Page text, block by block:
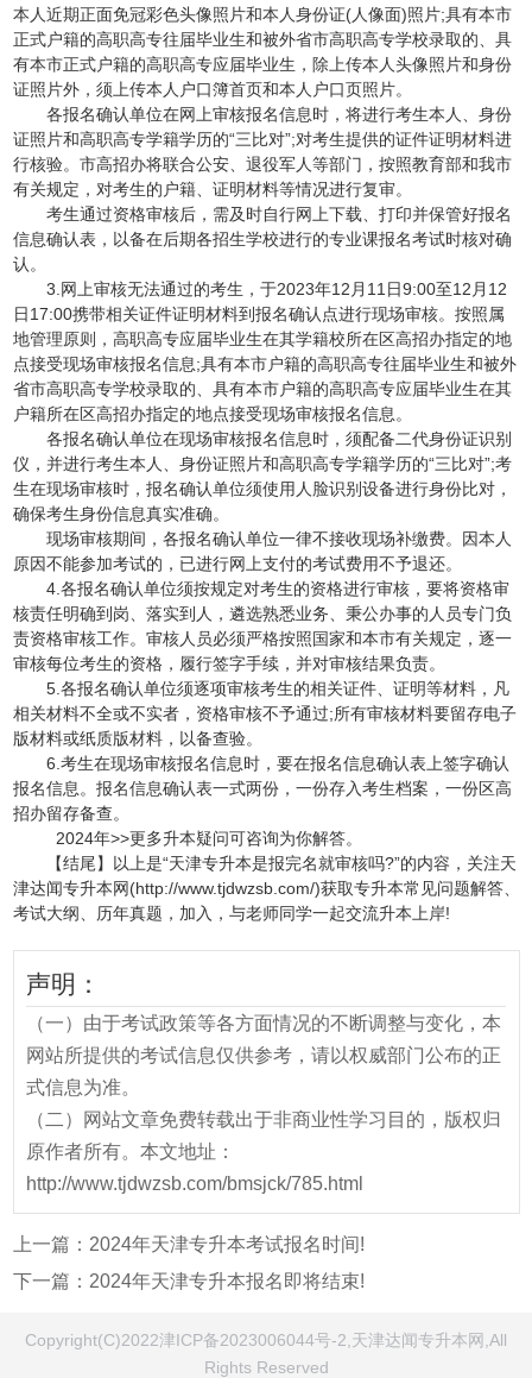
本人近期正面免冠彩色头像照片和本人身份证(人像面)照片;具有本市
正式户籍的高职高专往届毕业生和被外省市高职高专学校录取的、具
有本市正式户籍的高职高专应届毕业生，除上传本人头像照片和身份
证照片外，须上传本人户口簿首页和本人户口页照片。
各报名确认单位在网上审核报名信息时，将进行考生本人、身份
证照片和高职高专学籍学历的“三比对”;对考生提供的证件证明材料进
行核验。市高招办将联合公安、退役军人等部门，按照教育部和我市
有关规定，对考生的户籍、证明材料等情况进行复审。
考生通过资格审核后，需及时自行网上下载、打印并保管好报名
信息确认表，以备在后期各招生学校进行的专业课报名考试时核对确
认。
3.网上审核无法通过的考生，于2023年12月11日9:00至12月12
日17:00携带相关证件证明材料到报名确认点进行现场审核。按照属
地管理原则，高职高专应届毕业生在其学籍校所在区高招办指定的地
点接受现场审核报名信息;具有本市户籍的高职高专往届毕业生和被外
省市高职高专学校录取的、具有本市户籍的高职高专应届毕业生在其
户籍所在区高招办指定的地点接受现场审核报名信息。
各报名确认单位在现场审核报名信息时，须配备二代身份证识别
仪，并进行考生本人、身份证照片和高职高专学籍学历的“三比对”;考
生在现场审核时，报名确认单位须使用人脸识别设备进行身份比对，
确保考生身份信息真实准确。
现场审核期间，各报名确认单位一律不接收现场补缴费。因本人
原因不能参加考试的，已进行网上支付的考试费用不予退还。
4.各报名确认单位须按规定对考生的资格进行审核，要将资格审
核责任明确到岗、落实到人，遴选熟悉业务、秉公办事的人员专门负
责资格审核工作。审核人员必须严格按照国家和本市有关规定，逐一
审核每位考生的资格，履行签字手续，并对审核结果负责。
5.各报名确认单位须逐项审核考生的相关证件、证明等材料，凡
相关材料不全或不实者，资格审核不予通过;所有审核材料要留存电子
版材料或纸质版材料，以备查验。
6.考生在现场审核报名信息时，要在报名信息确认表上签字确认
报名信息。报名信息确认表一式两份，一份存入考生档案，一份区高
招办留存备查。
2024年>>更多升本疑问可咨询为你解答。
【结尾】以上是“天津专升本是报完名就审核吗?”的内容，关注天
津达闻专升本网(http://www.tjdwzsb.com/)获取专升本常见问题解答、
考试大纲、历年真题，加入，与老师同学一起交流升本上岸!
声明：
（一）由于考试政策等各方面情况的不断调整与变化，本
网站所提供的考试信息仅供参考，请以权威部门公布的正
式信息为准。
（二）网站文章免费转载出于非商业性学习目的，版权归
原作者所有。本文地址：
http://www.tjdwzsb.com/bmsjck/785.html
上一篇： 2024年天津专升本考试报名时间!
下一篇： 2024年天津专升本报名即将结束!
Copyright(C)2022津ICP备2023006044号-2,天津达闻专升本网,All
Rights Reserved